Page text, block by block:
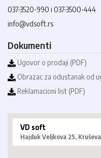
037-3520-990 i 037-3500-444
info@vdsoft.rs
Dokumenti
Ugovor o prodaji (PDF)
Obrazac za odustanak od
Reklamacioni list (PDF)
VD soft
Hajduk Veljkova 25,